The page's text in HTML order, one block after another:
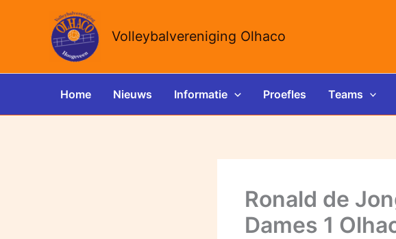
Volleybalvereniging Olhaco
Home Nieuws Informatie Proefles Teams
Ronald de
Dames 1